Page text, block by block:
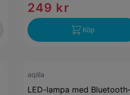
249 kr
Köp
aqiila
LED-lampa med